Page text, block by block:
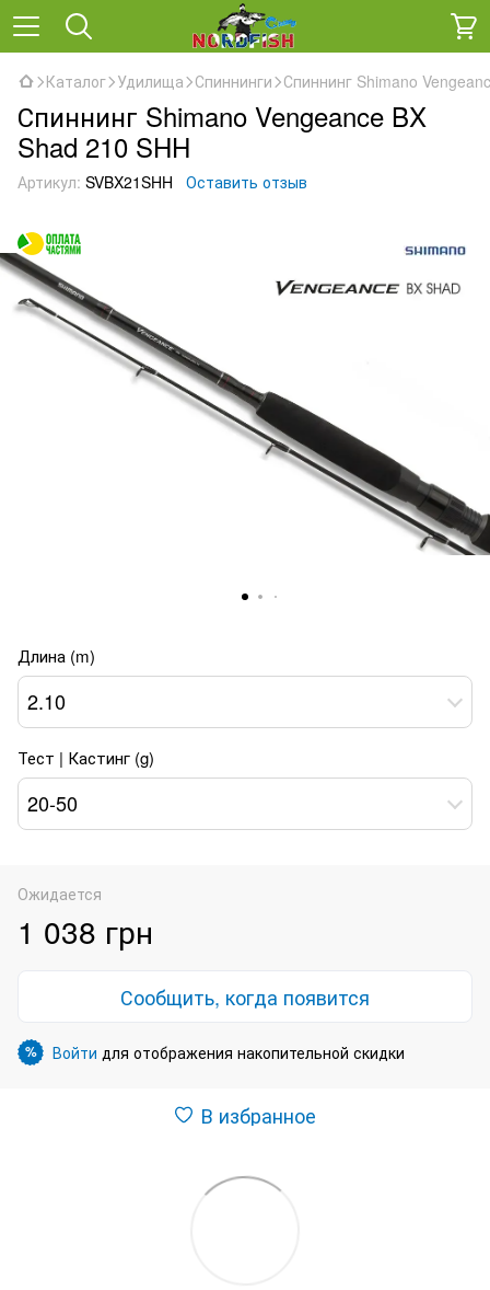
Каталог Удилища Спиннинги Спиннинг Shimano
Спиннинг Shimano Vengeance BX
Shad 210 SHH
Артикул: SVBX21SHH Оставить отзыв
Длина (m)
2.10
Тест | Кастинг (g)
20-50
Ожидается
1 038 грн
Сообщить, когда появится
% Войти для отображения накопительной скидки
В избранное